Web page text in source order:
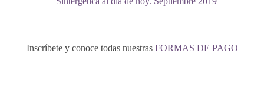
Inscríbete y conoce todas nuestras FORMAS DE PAGO